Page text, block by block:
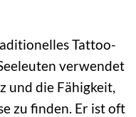
Tattoo-
verwendet
und die Fähigkeit,
zu finden. Er ist oft